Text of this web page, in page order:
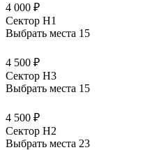
4 000 ₽
Сектор H1
Выбрать места 15
4 500 ₽
Сектор H3
Выбрать места 15
4 500 ₽
Сектор H2
Выбрать места 23